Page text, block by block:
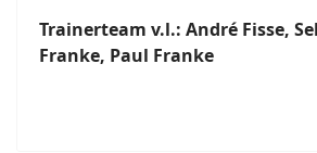
Trainerteam v.l.: André Fisse,
Franke, Paul Franke